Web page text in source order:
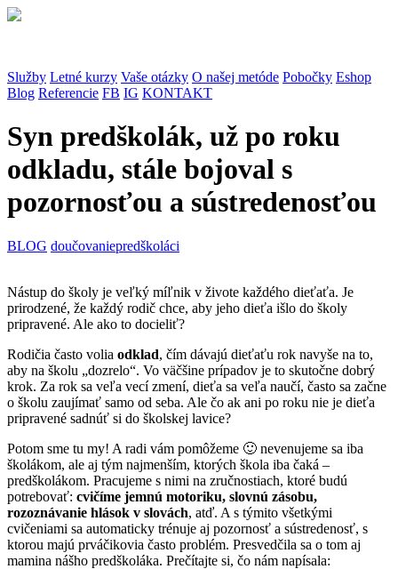
Služby Letné kurzy Vaše otázky O našej metóde Pobočky Eshop
Blog Referencie FB IG KONTAKT
Syn predškolák, už po roku
odkladu, stále bojoval s
pozornosťou a sústredenosťou
BLOG doučovaniepredškoláci
Nástup do školy je veľký míľnik v živote každého dieťaťa. Je
prirodzené, že každý rodič chce, aby jeho dieťa išlo do školy
pripravené. Ale ako to docieliť?
Rodičia často volia odklad, čím dávajú dieťaťu rok navyše na to,
aby na školu „dozrelo“. Vo väčšine prípadov je to skutočne dobrý
krok. Za rok sa veľa vecí zmení, dieťa sa veľa naučí, často sa začne
o školu zaujímať samo od seba. Ale čo ak ani po roku nie je dieťa
pripravené sadnúť si do školskej lavice?
Potom sme tu my! A radi vám pomôžeme 🙂 nevenujeme sa iba
školákom, ale aj tým najmenším, ktorých škola iba čaká –
predškolákom. Pracujeme s nimi na zručnostiach, ktoré budú
potrebovať: cvičíme jemnú motoriku, slovnú zásobu,
rozoznávanie hlások v slovách, atď. A s týmito všetkými
cvičeniami sa automaticky trénuje aj pozornosť a sústredenosť, s
ktorou majú prváčikovia často problém. Presvedčila sa o tom aj
mamina nášho predškoláka. Prečítajte si, čo nám napísala: